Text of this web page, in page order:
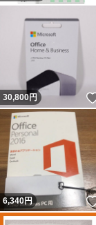
30,800円
6,340円